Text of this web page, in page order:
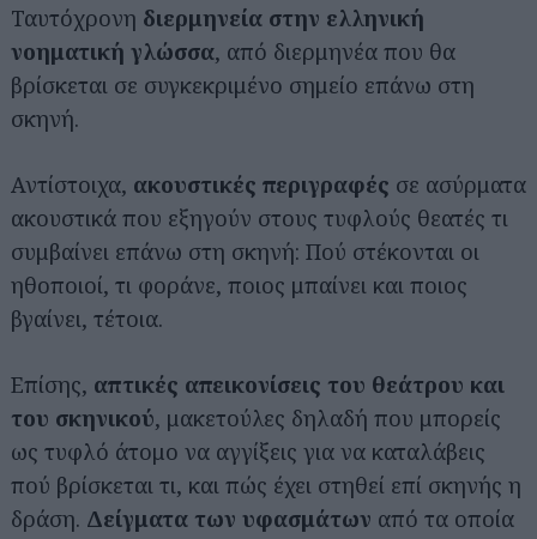
Ταυτόχρονη διερμηνεία στην ελληνική
νοηματική γλώσσα, από διερμηνέα που θα
βρίσκεται σε συγκεκριμένο σημείο επάνω στη
σκηνή.
Αντίστοιχα, ακουστικές περιγραφές σε ασύρματα
ακουστικά που εξηγούν στους τυφλούς θεατές τι
συμβαίνει επάνω στη σκηνή: Πού στέκονται οι
ηθοποιοί, τι φοράνε, ποιος μπαίνει και ποιος
βγαίνει, τέτοια.
Επίσης, απτικές απεικονίσεις του θεάτρου και
του σκηνικού, μακετούλες δηλαδή που μπορείς
ως τυφλό άτομο να αγγίξεις για να καταλάβεις
πού βρίσκεται τι, και πώς έχει στηθεί επί σκηνής η
δράση. Δείγματα των υφασμάτων από τα οποία